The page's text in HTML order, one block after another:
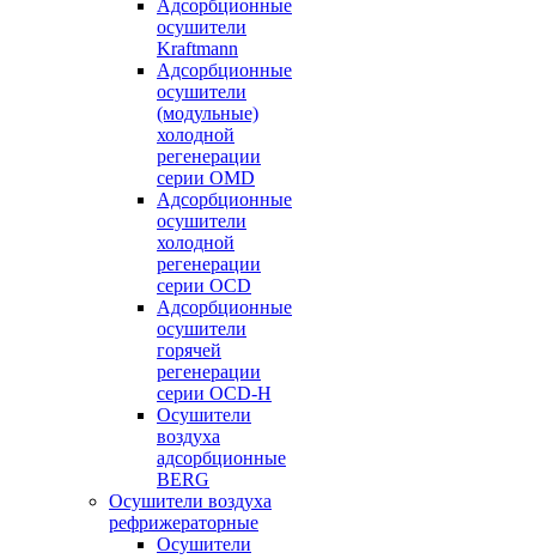
Адсорбционные
осушители
Kraftmann
Адсорбционные
осушители
(модульные)
холодной
регенерации
серии OMD
Адсорбционные
осушители
холодной
регенерации
серии OCD
Адсорбционные
осушители
горячей
регенерации
серии OСD-H
Осушители
воздуха
адсорбционные
BERG
Осушители воздуха
рефрижераторные
Осушители